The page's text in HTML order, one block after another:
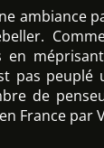
ambiance
en
pas peuplé
de
France par